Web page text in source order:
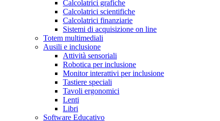
Calcolatrici grafiche
Calcolatrici scientifiche
Calcolatrici finanziarie
Sistemi di acquisizione on line
Totem multimediali
Ausili e inclusione
Attività sensoriali
Robotica per inclusione
Monitor interattivi per inclusione
Tastiere speciali
Tavoli ergonomici
Lenti
Libri
Software Educativo